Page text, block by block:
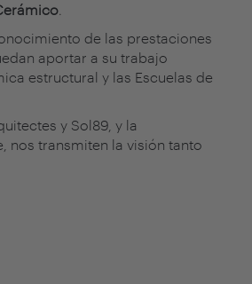
de las prestaciones
aportar a su trabajo
estructural y las Escuelas de
y Sol89, y la
nos transmiten la visión tanto